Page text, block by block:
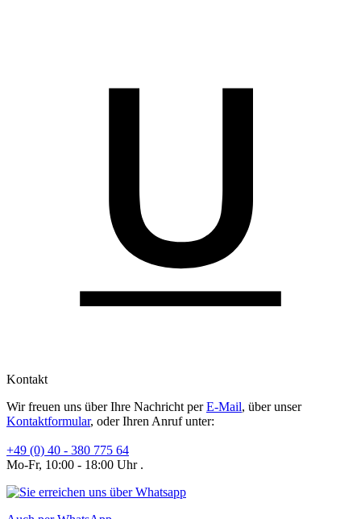
Kontakt
Wir freuen uns über Ihre Nachricht perE-Mail, über unser
Kontaktformular, oder Ihren Anruf unter:
+49 (0) 40 - 380 775 64
Mo-Fr, 10:00 - 18:00 Uhr .